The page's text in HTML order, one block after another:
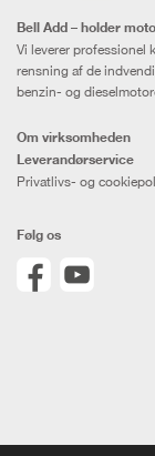
Bell Add – holder
Vi leverer professionel
rensning af de
benzin- og
Om virksomheden
Leverandørservice
Privatlivs- og
Følg os